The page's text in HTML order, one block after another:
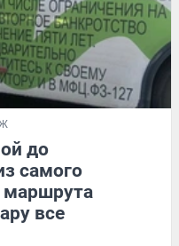
до
самого
маршрута
все